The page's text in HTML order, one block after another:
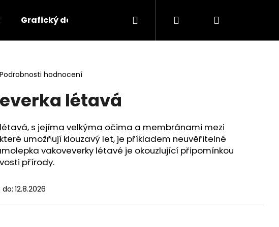
Grafický design Kontakty Přihlášení
Podrobnosti hodnocení
létavá
s jejíma velkýma očima a membránami mezi
umožňují klouzavý let, je příkladem neuvěřitelné
vakoveverky létavé je okouzlující připomínkou
přírody.
12.8.2026